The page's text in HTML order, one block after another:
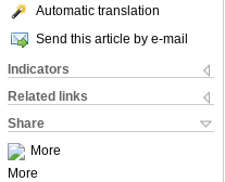
Automatic translation
Send this article by e-mail
Indicators
Related links
Share
More
More